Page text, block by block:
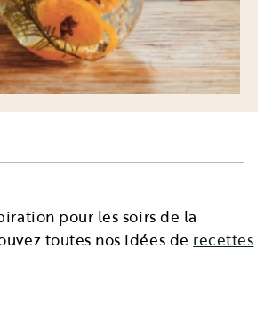
pour les soirs de la
toutes nos idées de recettes